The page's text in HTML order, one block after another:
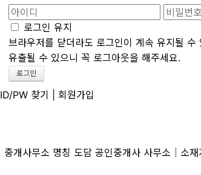
로그인 유지
브라우저를 닫더라도 로그인이 계속 유지될
유출될 수 있으니 꼭 로그아웃을 해주세요.
ID/PW 찾기 회원가입
중개사무소 명칭 도담 공인중개사 사무소│